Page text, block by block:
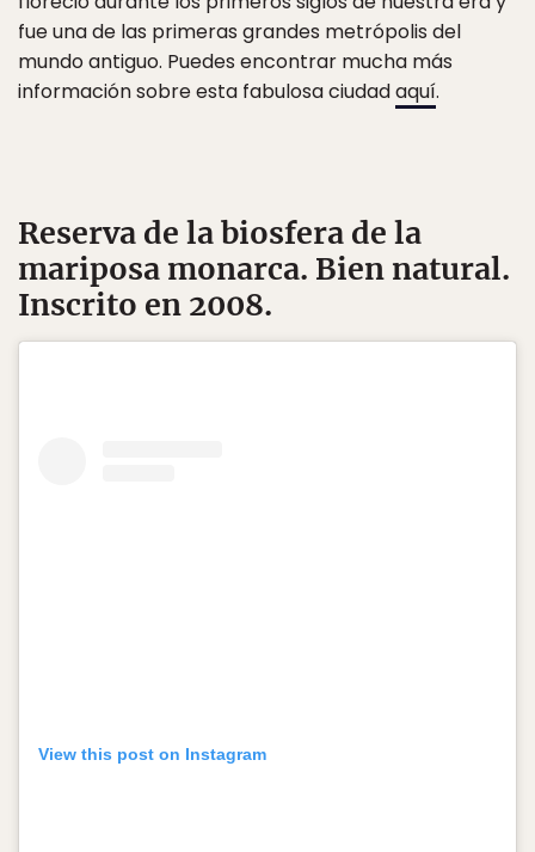
fue una de las primeras grandes metrópolis del
mundo antiguo. Puedes encontrar mucha más
información sobre esta fabulosa ciudadaquí.
Reserva de la biosfera de la
mariposa monarca. Bien natural.
Inscrito en 2008.
View this post on Instagram